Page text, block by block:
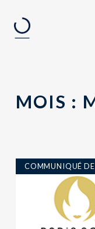
MOIS :
COMMUNIQUÉ DE